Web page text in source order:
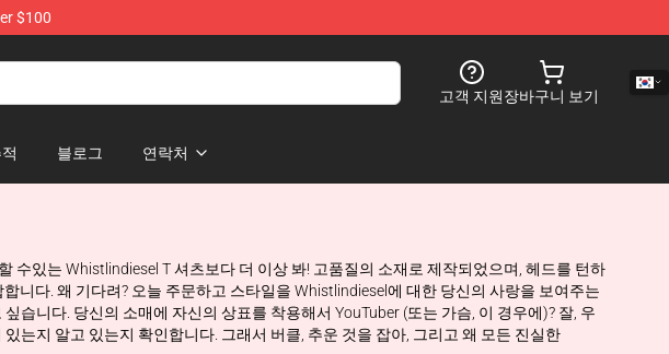
$100
고객 지원장바구니 보기
블로그 연락처
있는 Whistlindiesel T 셔츠보다 더 이상 봐! 고품질의 소재로 제작되었으며, 헤드를 턴하
니다. 왜 기다려? 오늘 주문하고 스타일을 Whistlindiesel에 대한 당신의 사랑을 보여주는
니다. 당신의 소매에 자신의 상표를 착용해서 YouTuber (또는 가슴, 이 경우에)? 잘, 우
는지 알고 있는지 확인합니다. 그래서 버클, 추운 것을 잡아, 그리고 왜 모든 진실한